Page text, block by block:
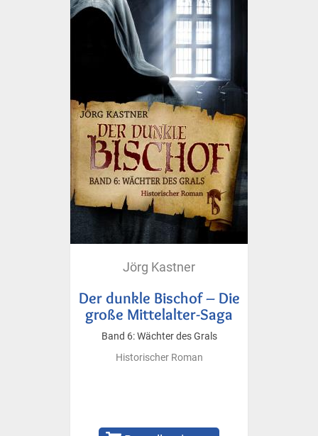
Jörg Kastner
Der dunkle Bischof – Die
große Mittelalter-Saga
Band 6: Wächter des Grals
Historischer Roman